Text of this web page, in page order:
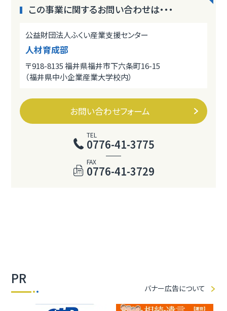
この事業に関するお問い合わせは・・・
公益財団法人ふくい産業支援センター
人材育成部
〒918-8135 福井県福井市下六条町16-15
（福井県中小企業産業大学校内）
お問い合わせフォーム
TEL
0776-41-3775
FAX
0776-41-3729
PR
バナー広告について